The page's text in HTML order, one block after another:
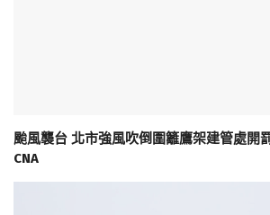
颱風襲台 北市強風吹倒圍籬鷹架建管處開
CNA